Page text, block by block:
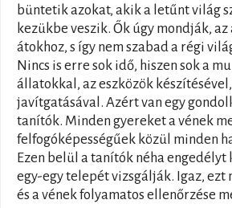
büntetik azokat, akik a letűnt világ
kezükbe veszik. Ők úgy mondják,
átokhoz, s így nem szabad a régi
Nincs is erre sok idő, hiszen sok a
állatokkal, az eszközök
javítgatásával. Azért van egy
tanítók. Minden gyereket a vének
felfogóképességűek közül minden
Ezen belül a tanítók néha engedélyt
egy-egy telepét vizsgálják. Igaz,
és a vének folyamatos ellenőrzése